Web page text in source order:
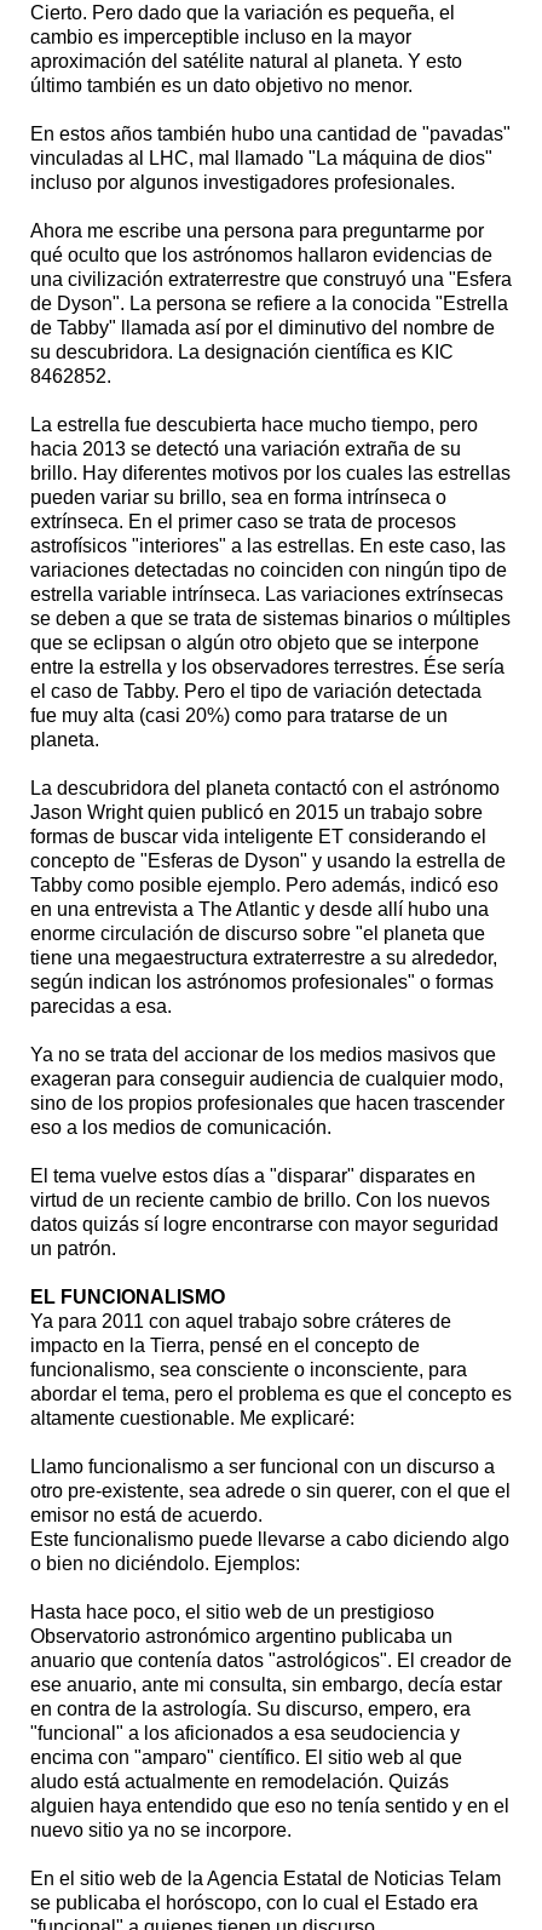
Cierto. Pero dado que la variación es pequeña, el
cambio es imperceptible incluso en la mayor
aproximación del satélite natural al planeta. Y esto
último también es un dato objetivo no menor.
En estos años también hubo una cantidad de "pavadas"
vinculadas al LHC, mal llamado "La máquina de dios"
incluso por algunos investigadores profesionales.
Ahora me escribe una persona para preguntarme por
qué oculto que los astrónomos hallaron evidencias de
una civilización extraterrestre que construyó una "Esfera
de Dyson". La persona se refiere a la conocida "Estrella
de Tabby" llamada así por el diminutivo del nombre de
su descubridora. La designación científica es KIC
8462852.
La estrella fue descubierta hace mucho tiempo, pero
hacia 2013 se detectó una variación extraña de su
brillo. Hay diferentes motivos por los cuales las estrellas
pueden variar su brillo, sea en forma intrínseca o
extrínseca. En el primer caso se trata de procesos
astrofísicos "interiores" a las estrellas. En este caso, las
variaciones detectadas no coinciden con ningún tipo de
estrella variable intrínseca. Las variaciones extrínsecas
se deben a que se trata de sistemas binarios o múltiples
que se eclipsan o algún otro objeto que se interpone
entre la estrella y los observadores terrestres. Ése sería
el caso de Tabby. Pero el tipo de variación detectada
fue muy alta (casi 20%) como para tratarse de un
planeta.
La descubridora del planeta contactó con el astrónomo
Jason Wright quien publicó en 2015 un trabajo sobre
formas de buscar vida inteligente ET considerando el
concepto de "Esferas de Dyson" y usando la estrella de
Tabby como posible ejemplo. Pero además, indicó eso
en una entrevista a The Atlantic y desde allí hubo una
enorme circulación de discurso sobre "el planeta que
tiene una megaestructura extraterrestre a su alrededor,
según indican los astrónomos profesionales" o formas
parecidas a esa.
Ya no se trata del accionar de los medios masivos que
exageran para conseguir audiencia de cualquier modo,
sino de los propios profesionales que hacen trascender
eso a los medios de comunicación.
El tema vuelve estos días a "disparar" disparates en
virtud de un reciente cambio de brillo. Con los nuevos
datos quizás sí logre encontrarse con mayor seguridad
un patrón.
EL FUNCIONALISMO
Ya para 2011 con aquel trabajo sobre cráteres de
impacto en la Tierra, pensé en el concepto de
funcionalismo, sea consciente o inconsciente, para
abordar el tema, pero el problema es que el concepto es
altamente cuestionable. Me explicaré:
Llamo funcionalismo a ser funcional con un discurso a
otro pre-existente, sea adrede o sin querer, con el que el
emisor no está de acuerdo.
Este funcionalismo puede llevarse a cabo diciendo algo
o bien no diciéndolo. Ejemplos:
Hasta hace poco, el sitio web de un prestigioso
Observatorio astronómico argentino publicaba un
anuario que contenía datos "astrológicos". El creador de
ese anuario, ante mi consulta, sin embargo, decía estar
en contra de la astrología. Su discurso, empero, era
"funcional" a los aficionados a esa seudociencia y
encima con "amparo" científico. El sitio web al que
aludo está actualmente en remodelación. Quizás
alguien haya entendido que eso no tenía sentido y en el
nuevo sitio ya no se incorpore.
En el sitio web de la Agencia Estatal de Noticias Telam
se publicaba el horóscopo, con lo cual el Estado era